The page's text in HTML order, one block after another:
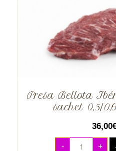
Presa Bellota
sachet 0,5/
36,00
- +